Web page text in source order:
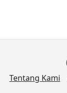
Tentang Kami